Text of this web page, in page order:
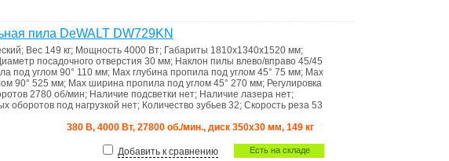
пила DeWALT DW729KN
; Вес 149 кг; Мощность 4000 Вт; Габариты 1810х1340х1520 мм;
посадочного отверстия 30 мм; Наклон пилы влево/вправо 45/45
под углом 90° 110 мм; Max глубина пропила под углом 45° 75 мм; Max
90° 525 мм; Max ширина пропила под углом 45° 270 мм; Регулировка
2780 об/мин; Наличие подсветки нет; Наличие лазера нет;
оборотов под нагрузкой нет; Количество зубьев 32; Скорость реза 53
380 В, 4000 Вт, 27800 об./мин., диск 350х30 мм, 149 кг
Есть на складе
Добавить к сравнению